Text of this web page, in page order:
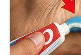
ACTIVAR AHORA